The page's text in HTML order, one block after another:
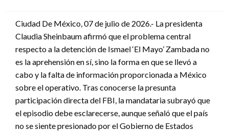
Ciudad De México, 07 de julio de 2026.- La presidenta
Claudia Sheinbaum afirmó que el problema central
respecto a la detención de Ismael ‘El Mayo’ Zambada no
es la aprehensión en sí, sino la forma en que se llevó a
cabo y la falta de información proporcionada a México
sobre el operativo. Tras conocerse la presunta
participación directa del FBI, la mandataria subrayó que
el episodio debe esclarecerse, aunque señaló que el país
no se siente presionado por el Gobierno de Estados